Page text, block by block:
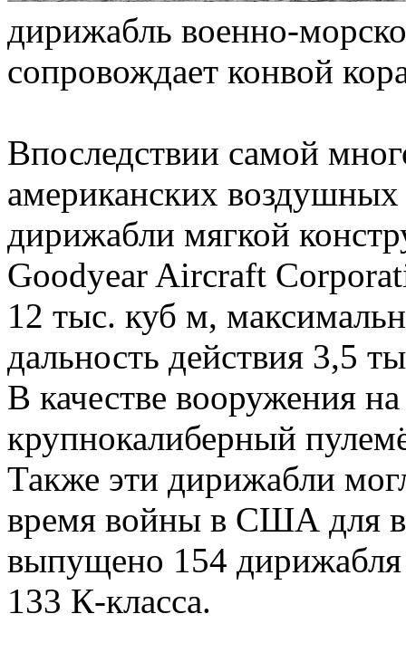
дирижабль военно-
сопровождает конвой
Впоследствии самой
американских воздушных
дирижабли мягкой
Goodyear Aircraft
12 тыс. куб м,
дальность действия 3,5
В качестве вооружения
крупнокалиберный
Также эти дирижабли
время войны в США для
выпущено 154 дирижабля
133 К-класса.